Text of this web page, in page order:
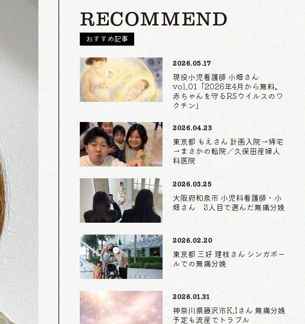
RECOMMEND
おすすめ記事
2026.05.17
現役小児看護師 小畑さん
vol.01「2026年4月から無料。
赤ちゃんを守るRSウイルスのワ
クチン」
2026.04.23
東京都 もえさん 計画入院→帰宅
→まさかの転院／久保田産婦人
科医院
2026.03.25
大阪府和泉市 小児科看護師・小
畑さん 3人目で選んだ無痛分娩
2026.02.20
東京都 三好 理枝さん シンガポー
ルでの無痛分娩
2026.01.31
神奈川県藤沢市K.Iさん 無痛分娩
予定も流産でトラブル